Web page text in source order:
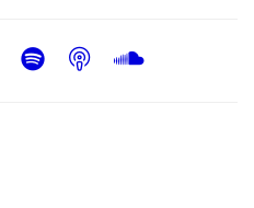
Youtube
Spotify
Podcast